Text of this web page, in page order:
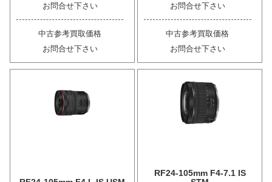
お問合せ下さい
中古参考買取価格
お問合せ下さい
お問合せ下さい
中古参考買取価格
お問合せ下さい
RF24-105mm F4-7.1 IS